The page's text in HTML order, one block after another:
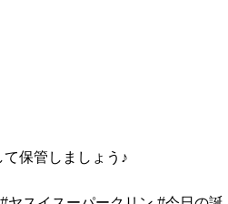
保管しましょう♪